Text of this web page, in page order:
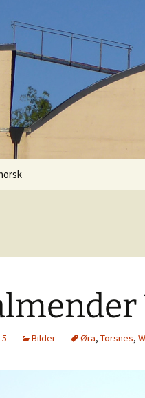
Bilder Øra, Torsnes,